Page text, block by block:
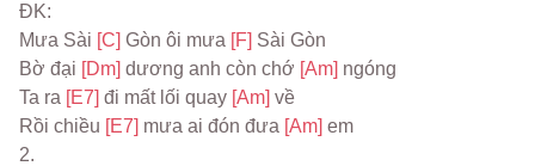
ĐK:
Mưa Sài [C] Gòn ôi mưa [F] Sài Gòn
Bờ đại [Dm] dương anh còn chớ [Am] ngóng
Ta ra [E7] đi mất lối quay [Am] về
Rồi chiều [E7] mưa ai đón đưa [Am] em
2.